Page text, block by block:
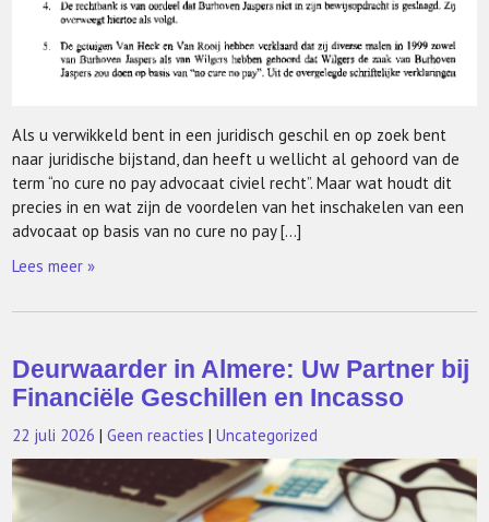
Als u verwikkeld bent in een juridisch geschil en op zoek bent
naar juridische bijstand, dan heeft u wellicht al gehoord van de
term “no cure no pay advocaat civiel recht”. Maar wat houdt dit
precies in en wat zijn de voordelen van het inschakelen van een
advocaat op basis van no cure no pay […]
Lees meer »
Deurwaarder in Almere: Uw Partner bij
Financiële Geschillen en Incasso
22 juli 2026 |Geen reacties |Uncategorized